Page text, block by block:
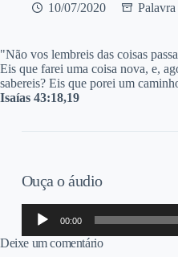
10/07/2020 Palavra
"Não vos lembreis das coisas
Eis que farei uma coisa nova, e,
sabereis? Eis que porei um
Isaías 43:18,19
Ouça o áudio
Tocador
áudio
00:00
Deixe um comentário